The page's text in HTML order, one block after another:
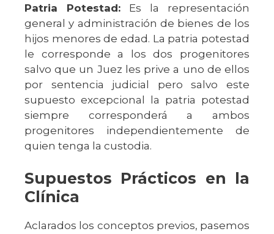
Patria Potestad: Es la representación
general y administración de bienes de los
hijos menores de edad. La patria potestad
le corresponde a los dos progenitores
salvo que un Juez les prive a uno de ellos
por sentencia judicial pero salvo este
supuesto excepcional la patria potestad
siempre corresponderá a ambos
progenitores independientemente de
quien tenga la custodia.
Supuestos Prácticos en la
Clínica
Aclarados los conceptos previos, pasemos